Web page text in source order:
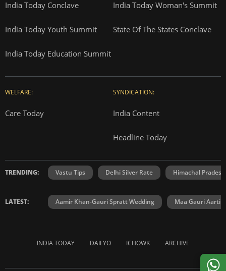
India Today Conclave India Today Woman's Summit
India Today Youth Summit State Of The States Conclave
India Today Education Summit
WELFARE:
Care Today
SYNDICATION:
India Content
Headline Today
TRENDING: Vastu Tips Delhi Silver Rate Himachal
LATEST: Aamir Khan-Gauri Spratt Wedding Maa Gauri Aarti
INDIA TODAY DAILYO ICHOWK ARCHIVE